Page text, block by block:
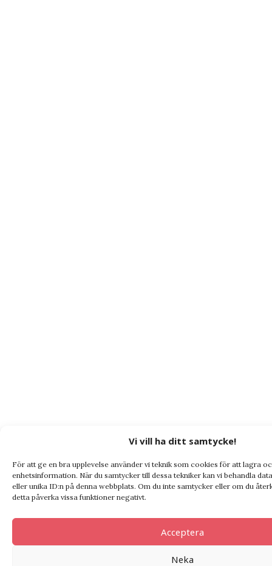
Vi vill ha ditt samtycke!
För att ge en bra upplevelse använder vi teknik som cookies för att lagra
enhetsinformation. När du samtycker till dessa tekniker kan vi behandla
eller unika ID:n på denna webbplats. Om du inte samtycker eller om du
detta påverka vissa funktioner negativt.
Acceptera
Neka